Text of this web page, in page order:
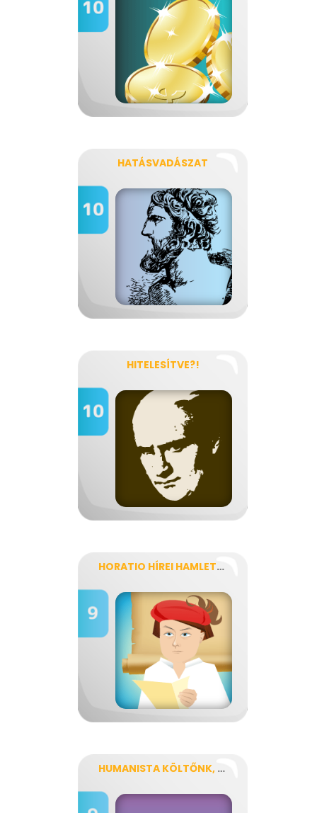
HATÁSVADÁSZAT
HITELESÍTVE?!
HORATIO HÍREI HAMLETRŐL
HUMANISTA KÖLTŐNK, JANUS PANNONIUS